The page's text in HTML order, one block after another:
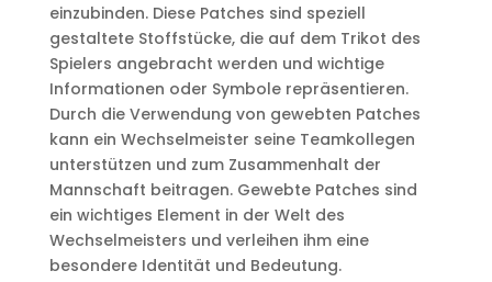
einzubinden. Diese Patches sind speziell
gestaltete Stoffstücke, die auf dem Trikot des
Spielers angebracht werden und wichtige
Informationen oder Symbole repräsentieren.
Durch die Verwendung von gewebten Patches
kann ein Wechselmeister seine Teamkollegen
unterstützen und zum Zusammenhalt der
Mannschaft beitragen. Gewebte Patches sind
ein wichtiges Element in der Welt des
Wechselmeisters und verleihen ihm eine
besondere Identität und Bedeutung.